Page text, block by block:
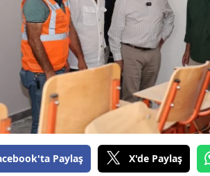
Bolu
Burdur
Bursa
Çanakkale
Çankırı
Çorum
Paylaş X'de Paylaş